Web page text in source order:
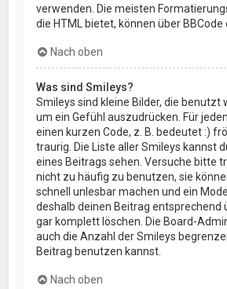
verwenden. Die meisten
die HTML bietet, können über
Nach oben
Was sind Smileys?
Smileys sind kleine Bilder, die benutzt
um ein Gefühl auszudrücken. Für
einen kurzen Code, z. B. bedeutet :)
traurig. Die Liste aller Smileys kannst
eines Beitrags sehen. Versuche bitte
nicht zu häufig zu benutzen, sie
schnell unlesbar machen und ein
deshalb deinen Beitrag entsprechend
gar komplett löschen. Die Board-
auch die Anzahl der Smileys
Beitrag benutzen kannst.
Nach oben